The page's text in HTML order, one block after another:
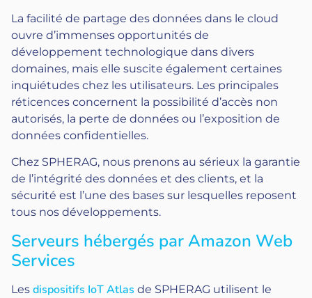
La facilité de partage des données dans le cloud
ouvre d’immenses opportunités de
développement technologique dans divers
domaines, mais elle suscite également certaines
inquiétudes chez les utilisateurs. Les principales
réticences concernent la possibilité d’accès non
autorisés, la perte de données ou l’exposition de
données confidentielles.
Chez SPHERAG, nous prenons au sérieux la garantie
de l’intégrité des données et des clients, et la
sécurité est l’une des bases sur lesquelles reposent
tous nos développements.
Serveurs hébergés par Amazon Web
Services
Les dispositifs IoT Atlas de SPHERAG utilisent le